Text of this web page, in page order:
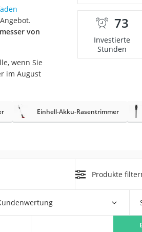
von
wenn Sie
im August
73
Investierte
Stunden
Einhell-Akku-Rasentrimmer
Produkte